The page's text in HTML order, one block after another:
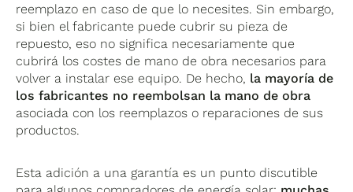
reemplazo en caso de que lo necesites. Sin embargo,
si bien el fabricante puede cubrir su pieza de
repuesto, eso no significa necesariamente que
cubrirá los costes de mano de obra necesarios para
volver a instalar ese equipo. De hecho, la mayoría de
los fabricantes no reembolsan la mano de obra
asociada con los reemplazos o reparaciones de sus
productos.
Esta adición a una garantía es un punto discutible